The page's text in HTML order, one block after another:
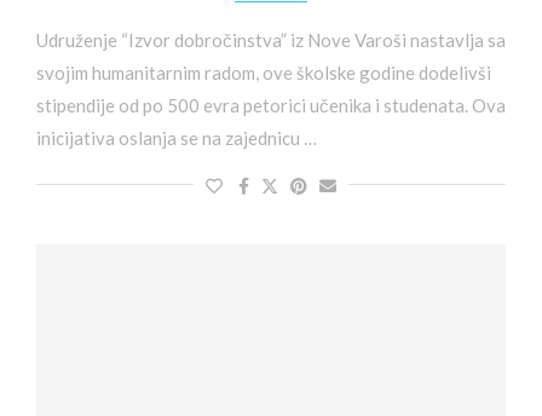
Udruženje “Izvor dobročinstva” iz Nove Varoši nastavlja sa
svojim humanitarnim radom, ove školske godine dodelivši
stipendije od po 500 evra petorici učenika i studenata. Ova
inicijativa oslanja se na zajednicu …